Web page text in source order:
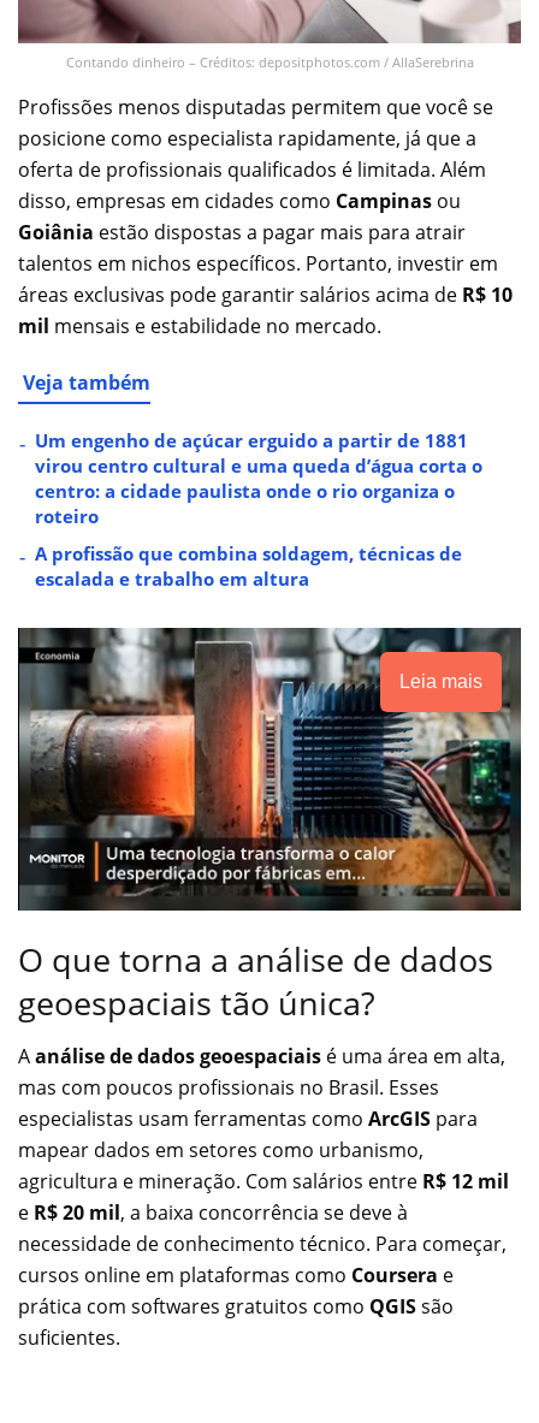
Contando dinheiro – Créditos: depositphotos.com / AllaSerebrina
Profissões menos disputadas permitem que você se
posicione como especialista rapidamente, já que a
oferta de profissionais qualificados é limitada. Além
disso, empresas em cidades como Campinas ou
Goiânia estão dispostas a pagar mais para atrair
talentos em nichos específicos. Portanto, investir em
áreas exclusivas pode garantir salários acima de R$ 10
mil mensais e estabilidade no mercado.
Veja também
Um engenho de açúcar erguido a partir de 1881
virou centro cultural e uma queda d’água corta o
centro: a cidade paulista onde o rio organiza o
roteiro
A profissão que combina soldagem, técnicas de
escalada e trabalho em altura
Leia mais
O que torna a análise de dados
geoespaciais tão única?
Aanálise de dados geoespaciais é uma área em alta,
mas com poucos profissionais no Brasil. Esses
especialistas usam ferramentas como ArcGIS para
mapear dados em setores como urbanismo,
agricultura e mineração. Com salários entre R$ 12 mil
e R$ 20 mil, a baixa concorrência se deve à
necessidade de conhecimento técnico. Para começar,
cursos online em plataformas como Coursera e
prática com softwares gratuitos como QGISsão
suficientes.